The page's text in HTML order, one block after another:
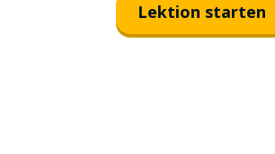
Lektion starten